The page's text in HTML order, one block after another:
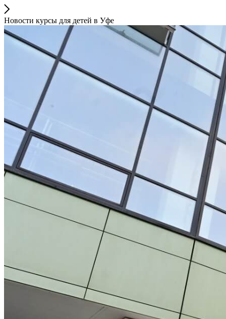
Новости курсы для детей в Уфе